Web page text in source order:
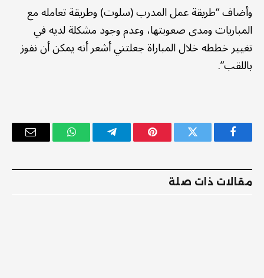
وأضاف “طريقة عمل المدرب (سلوت) وطريقة تعامله مع
المباريات ومدى صعوبتها، وعدم وجود مشكلة لديه في
تغيير خططه خلال المباراة جعلتني أشعر أنه يمكن أن نفوز
باللقب”.
فيسبوك تويتر بينتيريستتيلقرام واتساب
البريد
مقالات ذات صلة